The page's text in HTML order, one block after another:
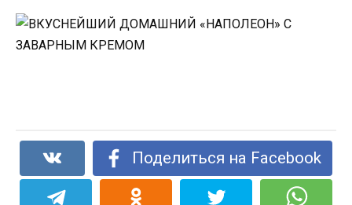
Поделиться на Facebook